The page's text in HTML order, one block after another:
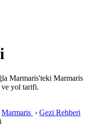
Marmaris'teki Marmaris
yol tarifi.
Marmaris › Gezi Rehberi